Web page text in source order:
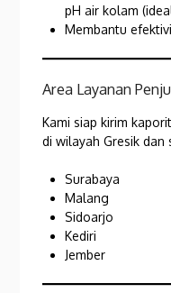
pH air kolam
Membantu
Area Layanan
Kami siap kirim
di wilayah Gresik dan
Surabaya
Malang
Sidoarjo
Kediri
Jember